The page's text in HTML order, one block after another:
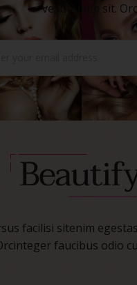
vestibulum sit.
facilisi sitenim
faucibus odio